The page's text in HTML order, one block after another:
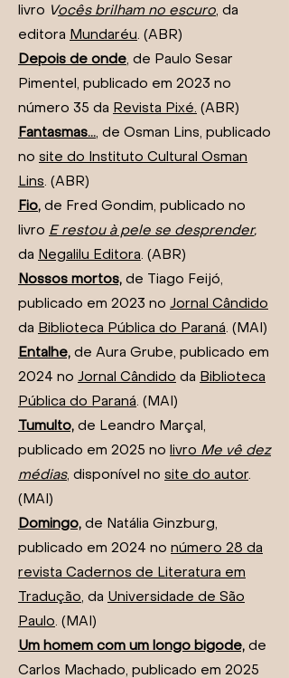
livro Vocês brilham no escuro, da
editora Mundaréu. (ABR)
Depois de onde, de Paulo Sesar
Pimentel, publicado em 2023 no
número 35 da Revista Pixé. (ABR)
Fantasmas..., de Osman Lins, publicado
no site do Instituto Cultural Osman
Lins. (ABR)
Fio, de Fred Gondim, publicado no
livro E restou à pele se desprender,
da Negalilu Editora. (ABR)
Nossos mortos, de Tiago Feijó,
publicado em 2023 no Jornal Cândido
da Biblioteca Pública do Paraná. (MAI)
Entalhe, de Aura Grube, publicado em
2024 no Jornal Cândido da Biblioteca
Pública do Paraná. (MAI)
Tumulto, de Leandro Marçal,
publicado em 2025 no livro Me vê dez
médias, disponível no site do autor.
(MAI)
Domingo, de Natália Ginzburg,
publicado em 2024 no número 28 da
revista Cadernos de Literatura em
Tradução, da Universidade de São
Paulo. (MAI)
Um homem com um longo bigode, de
Carlos Machado, publicado em 2025